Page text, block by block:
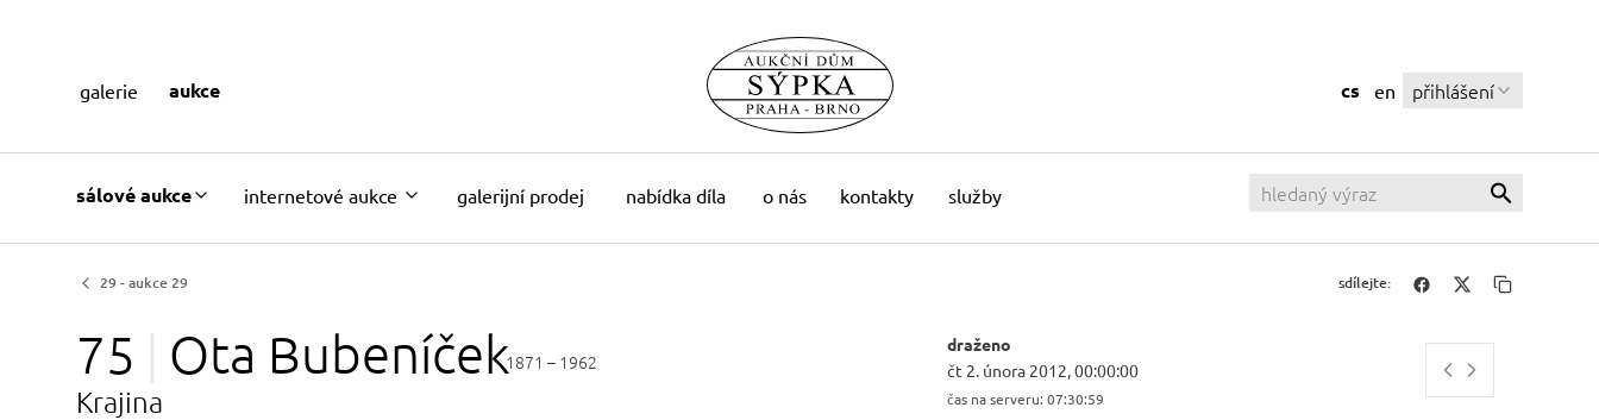
sálové aukce internetové aukce galerijní prodej nabídka díla o nás kontakty služby
cs en přihlášení
galerie aukce
29 - aukce 29 sdílejte:
75 Ota Bubeníček1871 – 1962
Krajina
draženo
čt 2. února 2012, 00:00:00
čas na serveru: 07:31:00